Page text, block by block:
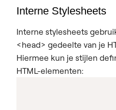
Interne Stylesheets
Interne stylesheets
<head> gedeelte van je
Hiermee kun je stijlen
HTML-elementen: